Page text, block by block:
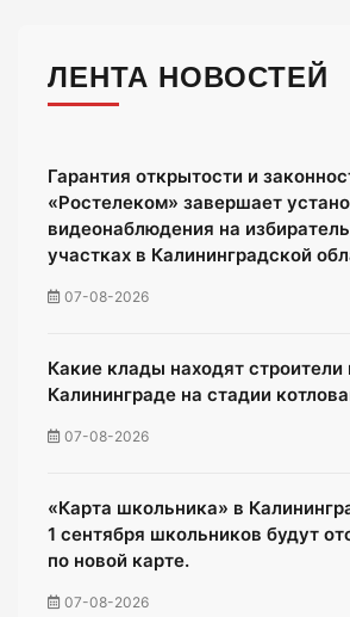
ЛЕНТА НОВОСТЕЙ
Гарантия открытости и
«Ростелеком» завершает
видеонаблюдения на
участках в Калининградской
07-08-2026
Какие клады находят строители
Калининграде на стадии
07-08-2026
«Карта школьника» в
1 сентября школьников будут
по новой карте.
07-08-2026